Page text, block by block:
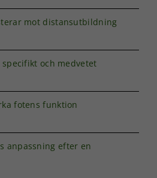
mot distansutbildning
specifikt och medvetet
fotens funktion
anpassning efter en